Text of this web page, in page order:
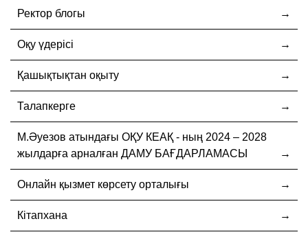
Ректор блогы
Оқу үдерісі
Қашықтықтан оқыту
Талапкерге
М.Әуезов атындағы ОҚУ КЕАҚ - ның 2024 – 2028
жылдарға арналған ДАМУ БАҒДАРЛАМАСЫ
Онлайн қызмет көрсету орталығы
Кітапхана